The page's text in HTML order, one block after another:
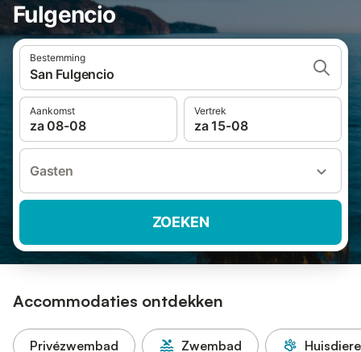
Fulgencio
Bestemming
San Fulgencio
Aankomst
za 08-08
Vertrek
za 15-08
Gasten
ZOEKEN
Accommodaties ontdekken
Privézwembad Zwembad